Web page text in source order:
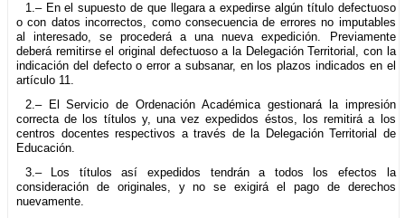
1.– En el supuesto de que llegara a expedirse algún título defectuoso
o con datos incorrectos, como consecuencia de errores no imputables
al interesado, se procederá a una nueva expedición. Previamente
deberá remitirse el original defectuoso a la Delegación Territorial, con la
indicación del defecto o error a subsanar, en los plazos indicados en el
artículo 11.
2.– El Servicio de Ordenación Académica gestionará la impresión
correcta de los títulos y, una vez expedidos éstos, los remitirá a los
centros docentes respectivos a través de la Delegación Territorial de
Educación.
3.– Los títulos así expedidos tendrán a todos los efectos la
consideración de originales, y no se exigirá el pago de derechos
nuevamente.